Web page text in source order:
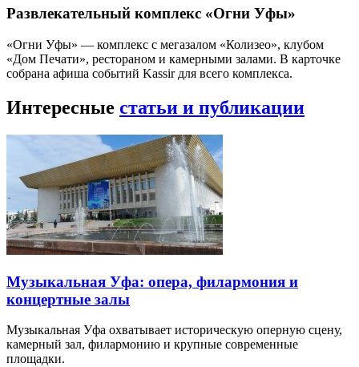
Развлекательный комплекс «Огни Уфы»
«Огни Уфы» — комплекс с мегазалом «Колизео», клубом
«Дом Печати», рестораном и камерными залами. В карточке
собрана афиша событий Kassir для всего комплекса.
Интересные статьи и публикации
Музыкальная Уфа: опера, филармония и
концертные залы
Музыкальная Уфа охватывает историческую оперную сцену,
камерный зал, филармонию и крупные современные
площадки.